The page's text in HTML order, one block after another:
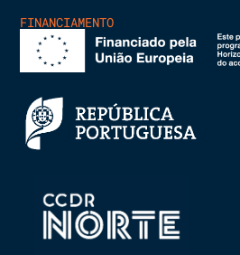
FINANCIAMENTO